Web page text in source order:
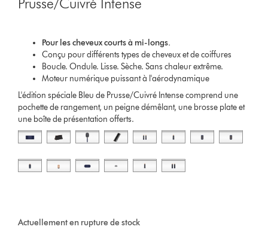
Actuellement en rupture de stock
Pour les cheveux courts à mi-longs.
Conçu pour différents types de cheveux et de coiffures
Boucle. Ondule. Lisse. Sèche. Sans chaleur extrême.
Moteur numérique puissant à l'aérodynamique
L'édition spéciale Bleu de Prusse/Cuivré Intense comprend une
pochette de rangement, un peigne démêlant, une brosse plate et
une boîte de présentation offerts.